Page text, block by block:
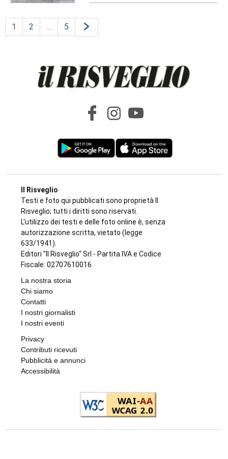
1 2 … 5
Il Risveglio
Testi e foto qui pubblicati sono proprietà Il
Risveglio; tutti i diritti sono riservati.
L'utilizzo dei testi e delle foto online è, senza
autorizzazione scritta, vietato (legge
633/1941).
Editori "Il Risveglio" Srl - Partita IVA e Codice
Fiscale: 02707610016
La nostra storia
Chi siamo
Contatti
I nostri giornalisti
I nostri eventi
Privacy
Contributi ricevuti
Pubblicità e annunci
Accessibilità